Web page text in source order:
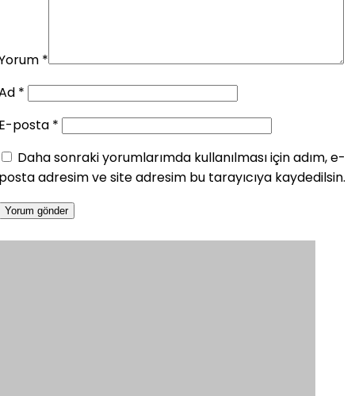
*
*
posta *
Daha sonraki yorumlarımda kullanılması için adım, e-
adresim ve site adresim bu tarayıcıya kaydedilsin.